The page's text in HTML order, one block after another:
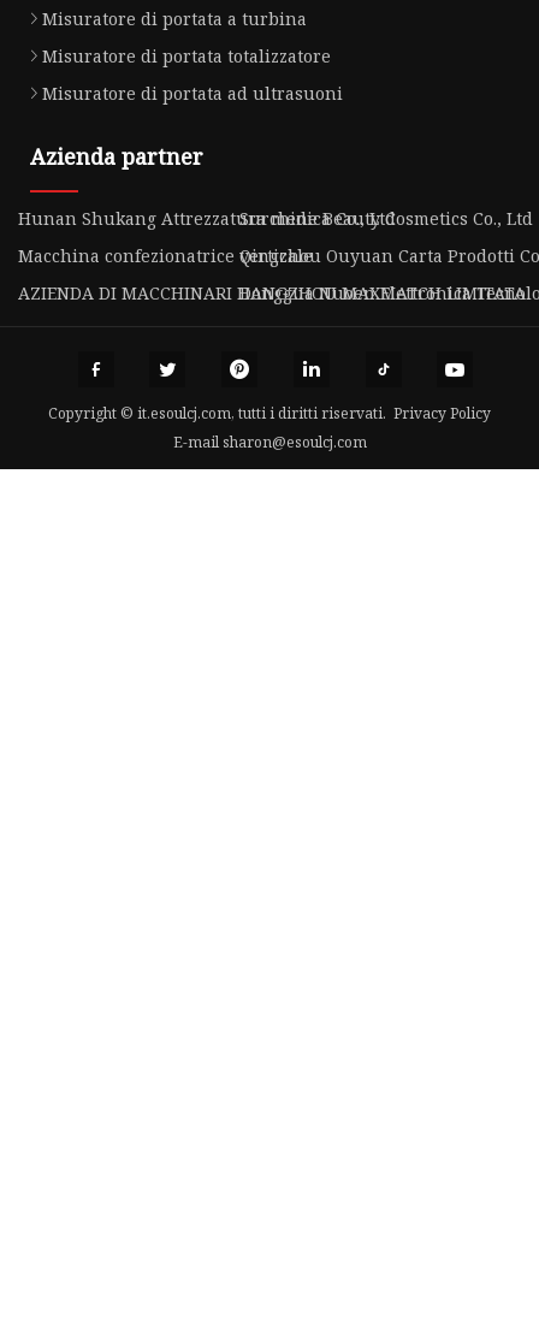
Misuratore di portata a turbina
Misuratore di portata totalizzatore
Misuratore di portata ad ultrasuoni
Azienda partner
Hunan Shukang Attrezzatura medica Co., Ltd
Surchine Beauty Cosmetics Co., Ltd
Macchina confezionatrice verticaleQingzhou Ouyuan Carta Prodotti
AZIENDA DI MACCHINARI HANGZHOU MAXMATCH LIMITATA
Donggua Nuoen Elettronica
Copyright © it.esoulcj.com, tutti i diritti riservati. Privacy Policy
E-mail sharon@esoulcj.com